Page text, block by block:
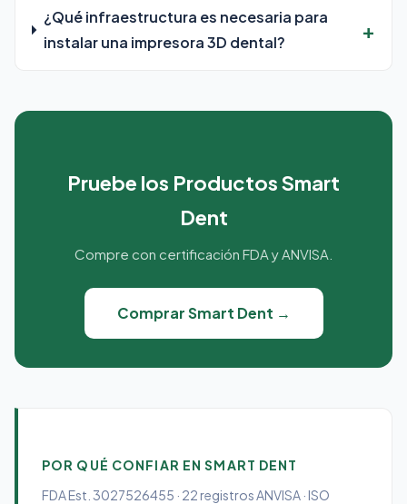
¿Qué infraestructura es necesaria para
instalar una impresora 3D dental?
Pruebe los Productos Smart
Dent
Compre con certificación FDA y ANVISA.
Comprar Smart Dent →
POR QUÉ CONFIAR EN SMART DENT
FDA Est. 3027526455 · 22 registros ANVISA · ISO